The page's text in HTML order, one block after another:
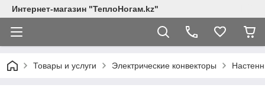
Интернет-магазин "ТеплоНогам.kz"
Товары и услуги Электрические конвекторы